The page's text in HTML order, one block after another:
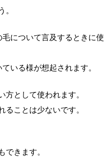
。
について言及するときに使
いる様が想起されます。
として使われます。
ことは少ないです。
できます。